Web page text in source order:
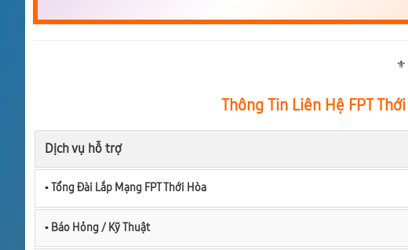
Thông Tin Liên Hệ FPT
Dịch vụ hỗ trợ
▪︎ Tổng Đài Lắp Mạng FPT Thới Hòa
▪︎ Báo Hỏng / Kỹ Thuật